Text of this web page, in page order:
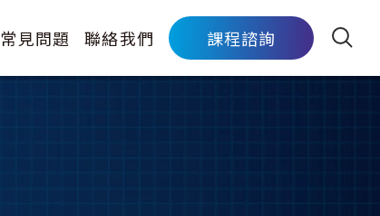
常見問題 聯絡我們 課程諮詢